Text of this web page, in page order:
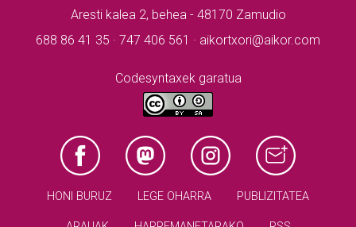
Aresti kalea 2, behea - 48170 Zamudio
688 86 41 35 · 747 406 561 · aikortxori@aikor.com
Codesyntaxek garatua
HONI BURUZ LEGE OHARRA PUBLIZITATEA